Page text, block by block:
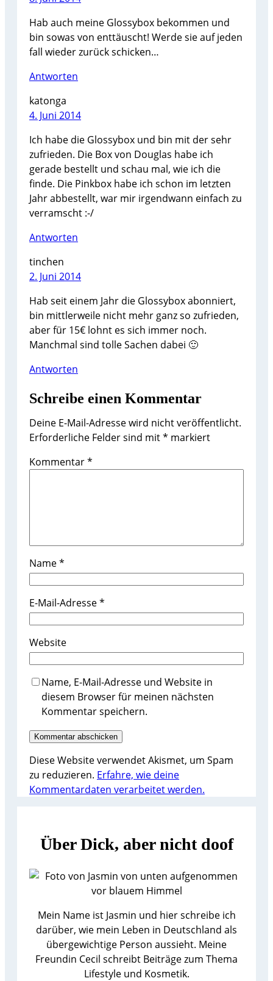
Hab auch meine Glossybox bekommen und
bin sowas von enttäuscht! Werde sie auf jeden
fall wieder zurück schicken…
Antworten
katonga
4. Juni 2014
Ich habe die Glossybox und bin mit der sehr
zufrieden. Die Box von Douglas habe ich
gerade bestellt und schau mal, wie ich die
finde. Die Pinkbox habe ich schon im letzten
Jahr abbestellt, war mir irgendwann einfach zu
verramscht :-/
Antworten
tinchen
2. Juni 2014
Hab seit einem Jahr die Glossybox abonniert,
bin mittlerweile nicht mehr ganz so zufrieden,
aber für 15€ lohnt es sich immer noch.
Manchmal sind tolle Sachen dabei 🙂
Antworten
Schreibe einen Kommentar
Deine E-Mail-Adresse wird nicht veröffentlicht.
Erforderliche Felder sind mit* markiert
Kommentar*
Name*
E-Mail-Adresse*
Website
Name, E-Mail-Adresse und Website in
diesem Browser für meinen nächsten
Kommentar speichern.
Diese Website verwendet Akismet, um Spam
zu reduzieren. Erfahre, wie deine
Kommentardaten verarbeitet werden.
Über Dick, aber nicht doof
Mein Name ist Jasmin und hier schreibe ich
darüber, wie mein Leben in Deutschland als
übergewichtige Person aussieht. Meine
Freundin Cecil schreibt Beiträge zum Thema
Lifestyle und Kosmetik.